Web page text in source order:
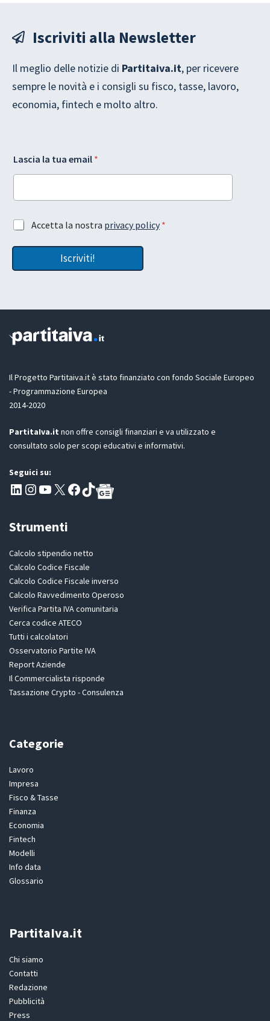
Iscriviti alla Newsletter
Il meglio delle notizie di Partitaiva.it, per ricevere
sempre le novità e i consigli su fisco, tasse, lavoro,
economia, fintech e molto altro.
m
a
a
y
R
a
e
l
t
Lascia la tua email *
A
c
t
n
D
P
R
*
Accetta la nostra privacy policy *
Iscriviti!
Il Progetto Partitaiva.it è stato finanziato con fondo Sociale Europeo
- Programmazione Europea
2014-2020
PartitaIva.it non offre consigli finanziari e va utilizzato e
consultato solo per scopi educativi e informativi.
Seguici su:
Pagina LinkedIn PartitaIva
Instagram
Canale YouTube Evoluzione - Partitaiva.it
X Segui PartitaIva su Facebook
TikTok
Strumenti
Calcolo stipendio netto
Calcolo Codice Fiscale
Calcolo Codice Fiscale inverso
Calcolo Ravvedimento Operoso
Verifica Partita IVA comunitaria
Cerca codice ATECO
Tutti i calcolatori
Osservatorio Partite IVA
Report Aziende
Il Commercialista risponde
Tassazione Crypto - Consulenza
Categorie
Lavoro
Impresa
Fisco & Tasse
Finanza
Economia
Fintech
Modelli
Info data
Glossario
PartitaIva.it
Chi siamo
Contatti
Redazione
Pubblicità
Press